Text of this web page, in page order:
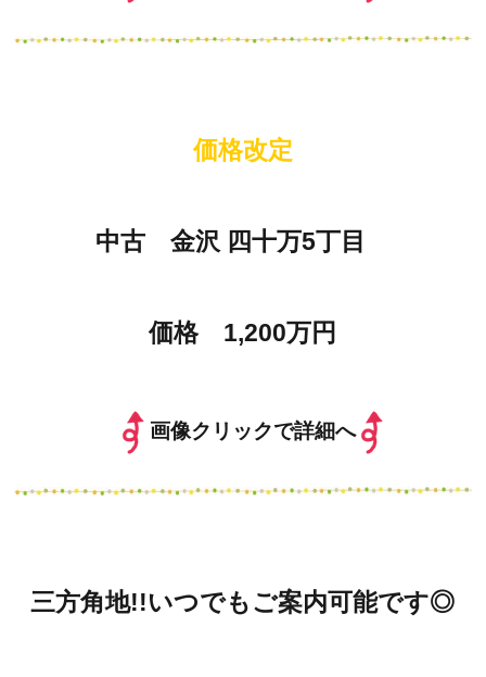
価格改定
中古 金沢 四十万5丁目
価格 1,200万円
画像クリックで詳細へ
三方角地!!いつでもご案内可能です◎